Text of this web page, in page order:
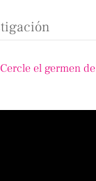
el germen de